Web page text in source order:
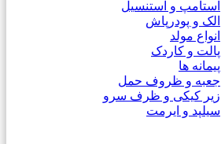
استامپ و استنسیل
الک و پودرپاش
انواع مولد
پالت و کاردک
پیمانه ها
جعبه و ظروف حمل
زیر کیکی و ظرف سرو
سیلپد و ایرمت